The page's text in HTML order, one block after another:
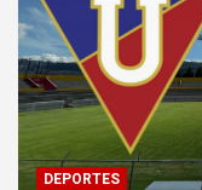
DEPORTES